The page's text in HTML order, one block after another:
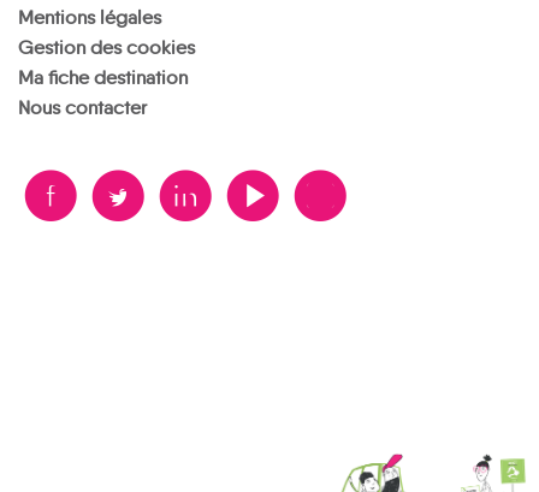
Mentions légales
Gestion des cookies
Ma fiche destination
Nous contacter
B A D F V